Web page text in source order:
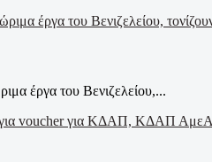
έργα του Βενιζελείου,...